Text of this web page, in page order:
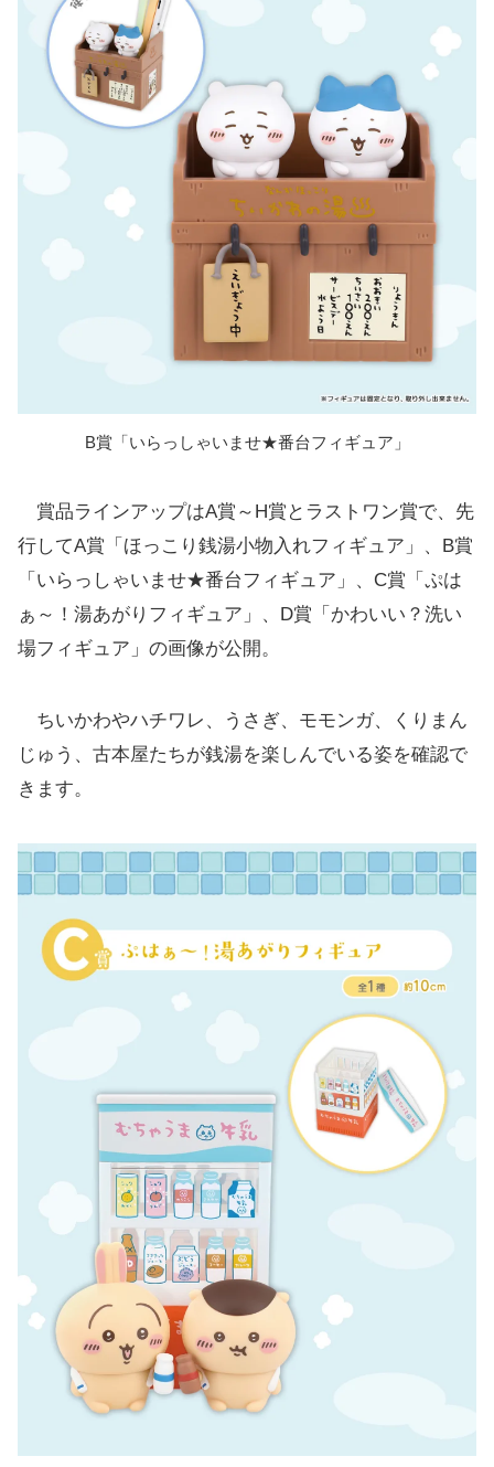
B賞「いらっしゃいませ★番台フィギュア」
賞品ラインアップはA賞～H賞とラストワン賞で、先
行してA賞「ほっこり銭湯小物入れフィギュア」、B賞
「いらっしゃいませ★番台フィギュア」、C賞「ぷは
ぁ～！湯あがりフィギュア」、D賞「かわいい？洗い
場フィギュア」の画像が公開。
ちいかわやハチワレ、うさぎ、モモンガ、くりまん
じゅう、古本屋たちが銭湯を楽しんでいる姿を確認で
きます。